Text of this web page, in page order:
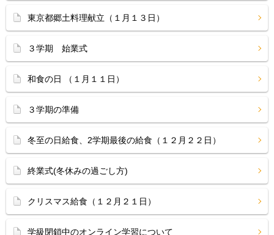
東京都郷土料理献立（１月１３日）
３学期 始業式
和食の日 （１月１１日）
３学期の準備
冬至の日給食、2学期最後の給食（１２月２２日）
終業式(冬休みの過ごし方)
クリスマス給食（１２月２１日）
学級閉鎖中のオンライン学習について